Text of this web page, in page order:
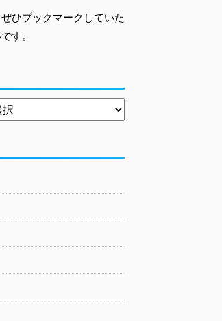
ひブックマークしていた
す。